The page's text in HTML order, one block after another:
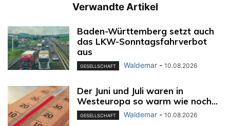
Verwandte Artikel
Baden-Württemberg setzt auch
das LKW-Sonntagsfahrverbot
aus
GESELLSCHAFT Waldemar - 10.08.2026
Der Juni und Juli waren in
Westeuropa so warm wie noch...
GESELLSCHAFT Waldemar - 10.08.2026